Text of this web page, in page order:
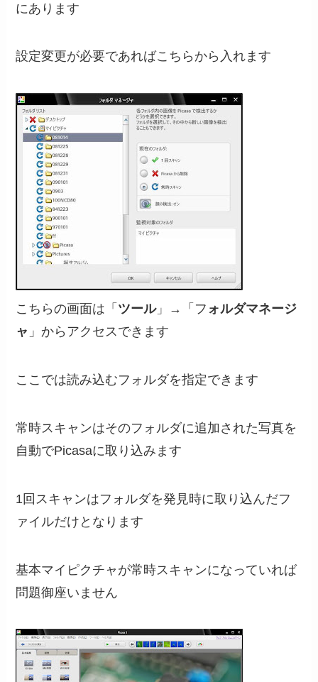
にあります
設定変更が必要であればこちらから入れます
こちらの画面は「 ツール」→「フ ォルダマネージ
ャ 」からアクセスできます
ここでは読み込むフォルダを指定できます
常時スキャンはそのフォルダに追加された写真を
自動でPicasaに取り込みます
1回スキャンはフォルダを発見時に取り込んだフ
ァイルだけとなります
基本マイピクチャが常時スキャンになっていれば
問題御座いません